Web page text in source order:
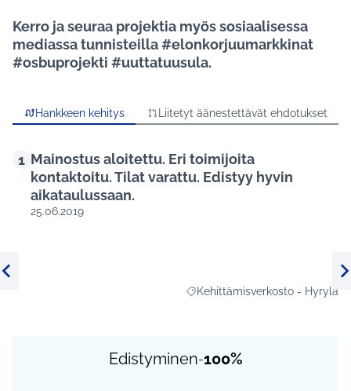
Kerro ja seuraa projektia myös sosiaalisessa
mediassa tunnisteilla #elonkorjuumarkkinat
#osbuprojekti #uuttatuusula.
Hankkeen kehitys Liitetyt äänestettävät ehdotukset
1 Mainostus aloitettu. Eri toimijoita
kontaktoitu. Tilat varattu. Edistyy hyvin
aikataulussaan.
25.06.2019
Rajaa tulokset aihepiirin
Kehittämisverkosto - Hyrylä
Edistyminen-100%